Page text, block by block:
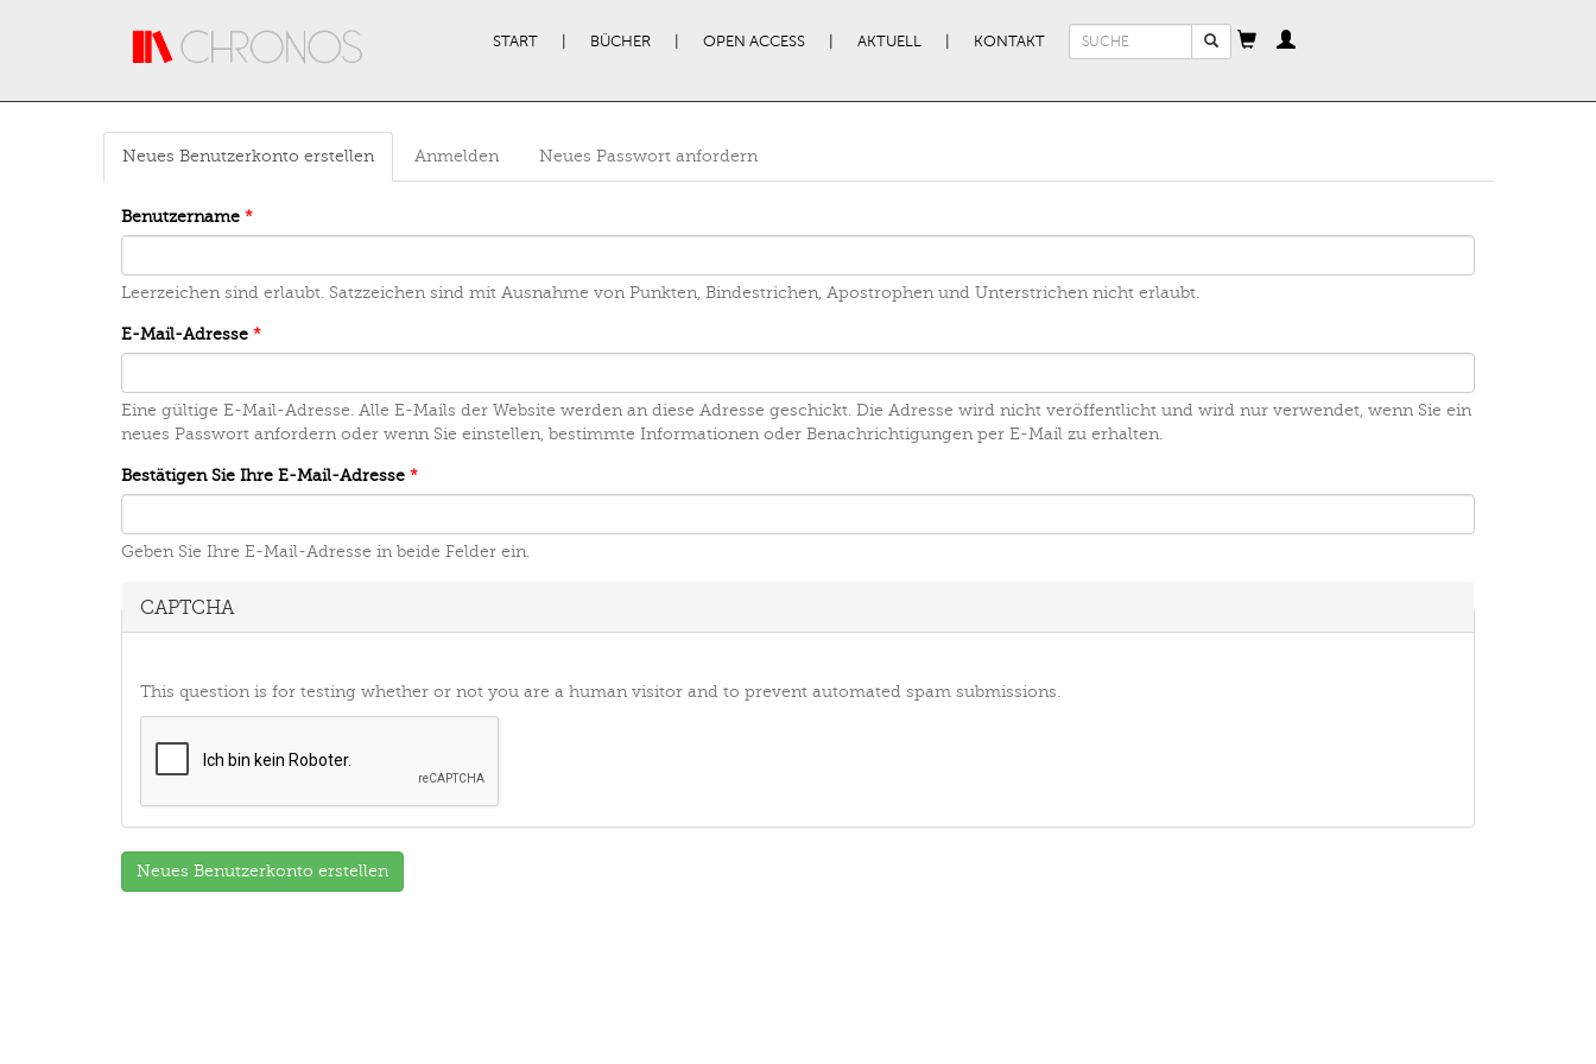
START BÜCHER OPEN ACCESS AKTUELL KONTAKT
Suchformular
Haupt-Reiter
Neues Benutzerkonto erstellen(aktiver
Reiter)
Anmelden Neues Passwort anfordern
Benutzername *
Leerzeichen sind erlaubt. Satzzeichen sind mit Ausnahme von Punkten, Bindestrichen, Apostrophen und Unterstrichen nicht erlaubt.
E-Mail-Adresse *
Eine gültige E-Mail-Adresse. Alle E-Mails der Website werden an diese Adresse geschickt. Die Adresse wird nicht veröffentlicht und wird nur verwendet, wenn Sie ein
neues Passwort anfordern oder wenn Sie einstellen, bestimmte Informationen oder Benachrichtigungen per E-Mail zu erhalten.
Bestätigen Sie Ihre E-Mail-Adresse *
Geben Sie Ihre E-Mail-Adresse in beide Felder ein.
CAPTCHA
This question is for testing whether or not you are a human visitor and to prevent automated spam submissions.
Neues Benutzerkonto erstellen